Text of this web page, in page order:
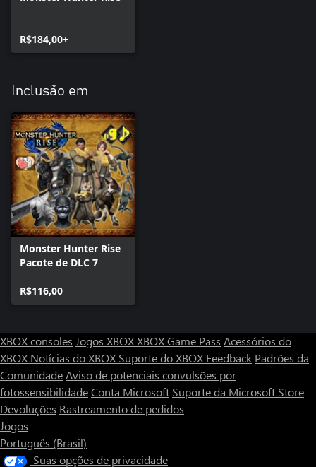
R$184,00+
Inclusão em
Monster Hunter Rise
Pacote de DLC 7
R$116,00
XBOX consoles Jogos XBOXXBOX Game Pass Acessórios do
XBOX Notícias do XBOX Suporte do XBOX Feedback Padrões da
ComunidadeAviso de potenciais convulsões por
fotossensibilidadeConta Microsoft Suporte da Microsoft Store
Devoluções Rastreamento de pedidos
Jogos
Português (Brasil)
Suas opções de privacidade